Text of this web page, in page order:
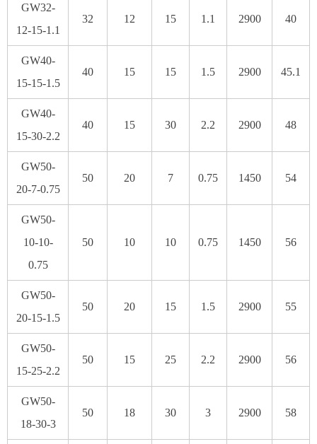
GW32-
12-15-1.1
32 12 15 1.1 2900 40
GW40-
15-15-1.5
40 15 15 1.5 2900 45.1
GW40-
15-30-2.2
40 15 30 2.2 2900 48
GW50-
20-7-0.75
50 20 7 0.75 1450 54
GW50-
10-10-
0.75
50 10 10 0.75 1450 56
GW50-
20-15-1.5
50 20 15 1.5 2900 55
GW50-
15-25-2.2
50 15 25 2.2 2900 56
GW50-
18-30-3
50 18 30 3 2900 58